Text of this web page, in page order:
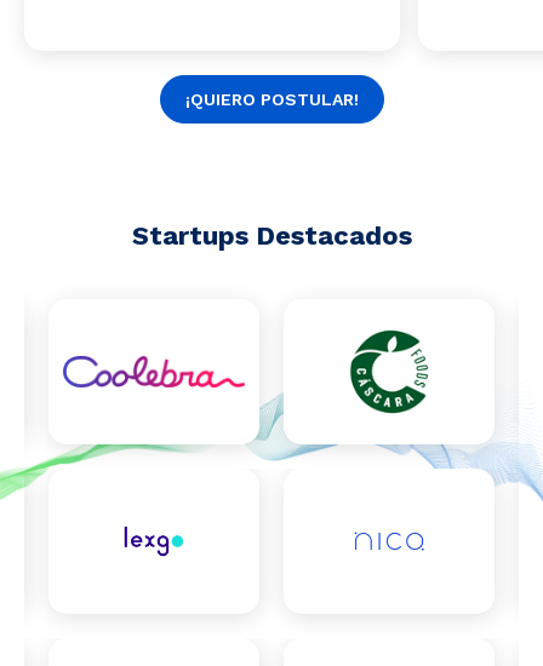
¡QUIERO POSTULAR!
Startups Destacados